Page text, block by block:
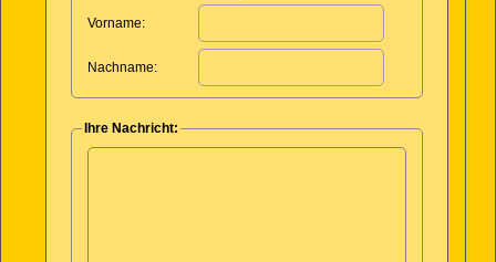
Vorname:
Nachname:
Ihre Nachricht: